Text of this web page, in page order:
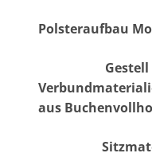
Polsteraufbau
Gestell :
aus